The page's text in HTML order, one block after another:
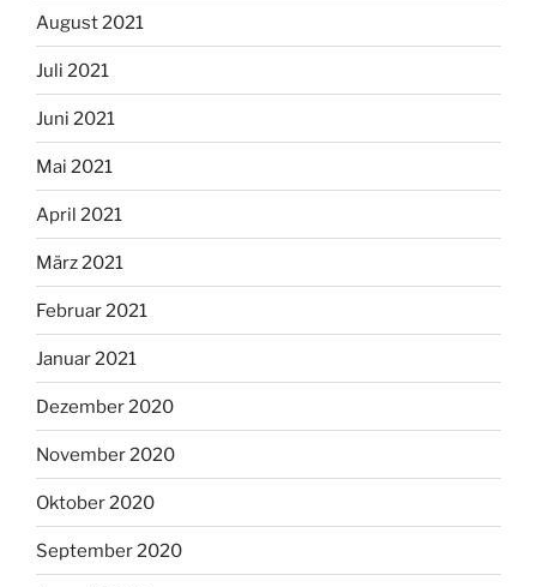
August 2021
Juli 2021
Juni 2021
Mai 2021
April 2021
März 2021
Februar 2021
Januar 2021
Dezember 2020
November 2020
Oktober 2020
September 2020